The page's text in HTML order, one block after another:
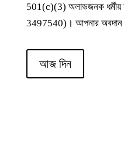
501(c)(3) অলাভজনক
3497540)। আপনার অবদান
আজ দিন